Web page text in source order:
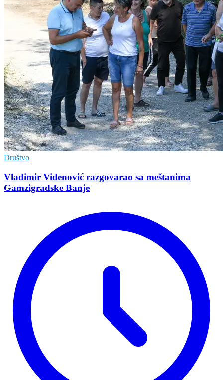
Društvo
Vladimir Vidеnović razgovarao sa mеštanima
Gamzigradskе Banjе